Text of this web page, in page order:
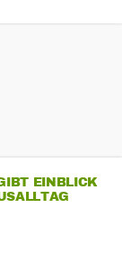
EINBLICK